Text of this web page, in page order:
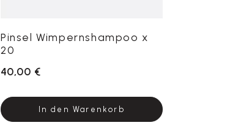
Pinsel Wimpernshampoo x
20
40,00 €
In den Warenkorb